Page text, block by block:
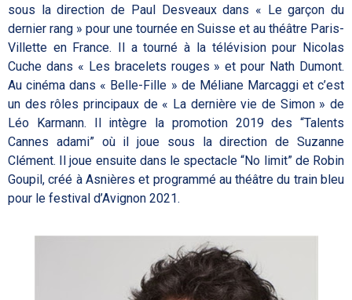
sous la direction de Paul Desveaux dans « Le garçon du
dernier rang » pour une tournée en Suisse et au théâtre Paris-
Villette en France. Il a tourné à la télévision pour Nicolas
Cuche dans « Les bracelets rouges » et pour Nath Dumont.
Au cinéma dans « Belle-Fille » de Méliane Marcaggi et c’est
un des rôles principaux de « La dernière vie de Simon » de
Léo Karmann. Il intègre la promotion 2019 des “Talents
Cannes adami” où il joue sous la direction de Suzanne
Clément. Il joue ensuite dans le spectacle “No limit” de Robin
Goupil, créé à Asnières et programmé au théâtre du train bleu
pour le festival d’Avignon 2021.